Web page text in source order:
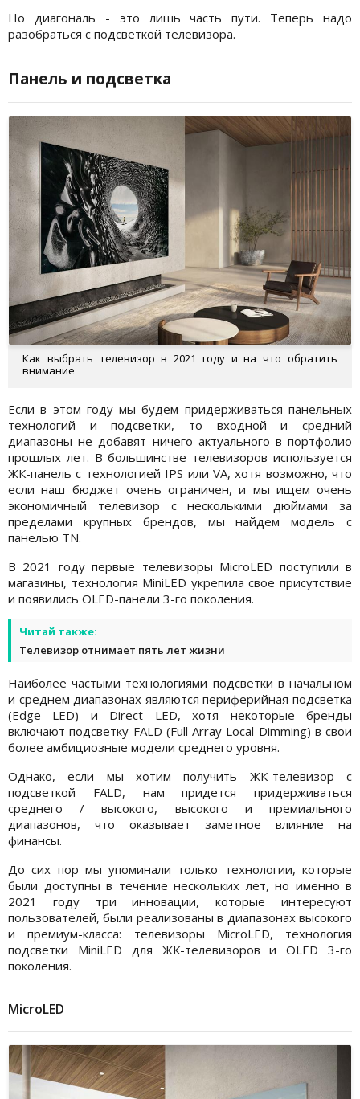
Но диагональ - это лишь часть пути. Теперь надо
разобраться с подсветкой телевизора.
Панель и подсветка
Как выбрать телевизор в 2021 году и на что обратить
внимание
Если в этом году мы будем придерживаться панельных
технологий и подсветки, то входной и средний
диапазоны не добавят ничего актуального в портфолио
прошлых лет. В большинстве телевизоров используется
ЖК-панель с технологией IPS или VA, хотя возможно, что
если наш бюджет очень ограничен, и мы ищем очень
экономичный телевизор с несколькими дюймами за
пределами крупных брендов, мы найдем модель с
панелью TN.
В 2021 году первые телевизоры MicroLED поступили в
магазины, технология MiniLED укрепила свое присутствие
и появились OLED-панели 3-го поколения.
Читай также:
Телевизор отнимает пять лет жизни
Наиболее частыми технологиями подсветки в начальном
и среднем диапазонах являются периферийная подсветка
(Edge LED) и Direct LED, хотя некоторые бренды
включают подсветку FALD (Full Array Local Dimming) в свои
более амбициозные модели среднего уровня.
Однако, если мы хотим получить ЖК-телевизор с
подсветкой FALD, нам придется придерживаться
среднего / высокого, высокого и премиального
диапазонов, что оказывает заметное влияние на
финансы.
До сих пор мы упоминали только технологии, которые
были доступны в течение нескольких лет, но именно в
2021 году три инновации, которые интересуют
пользователей, были реализованы в диапазонах высокого
и премиум-класса: телевизоры MicroLED, технология
подсветки MiniLED для ЖК-телевизоров и OLED 3-го
поколения.
MicroLED